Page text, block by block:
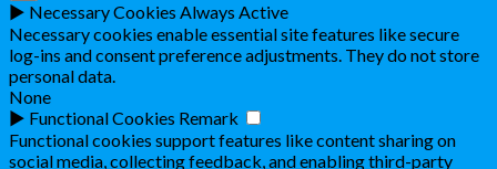
► Necessary Cookies Always Active
Necessary cookies enable essential site features like secure
log-ins and consent preference adjustments. They do not store
personal data.
None
► Functional Cookies Remark
Functional cookies support features like content sharing on
social media, collecting feedback, and enabling third-party